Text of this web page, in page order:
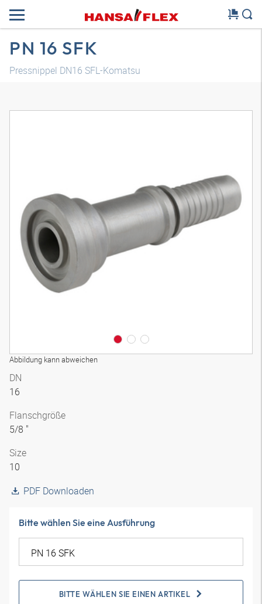
PN 16 SFK
Pressnippel DN16 SFL-Komatsu
Abbildung kann abweichen
3D Modell
DN
16
Flanschgröße
5/8 "
Size
10
PDF Downloaden
Bitte wählen Sie eine Ausführung
BITTE WÄHLEN SIE EINEN ARTIKEL